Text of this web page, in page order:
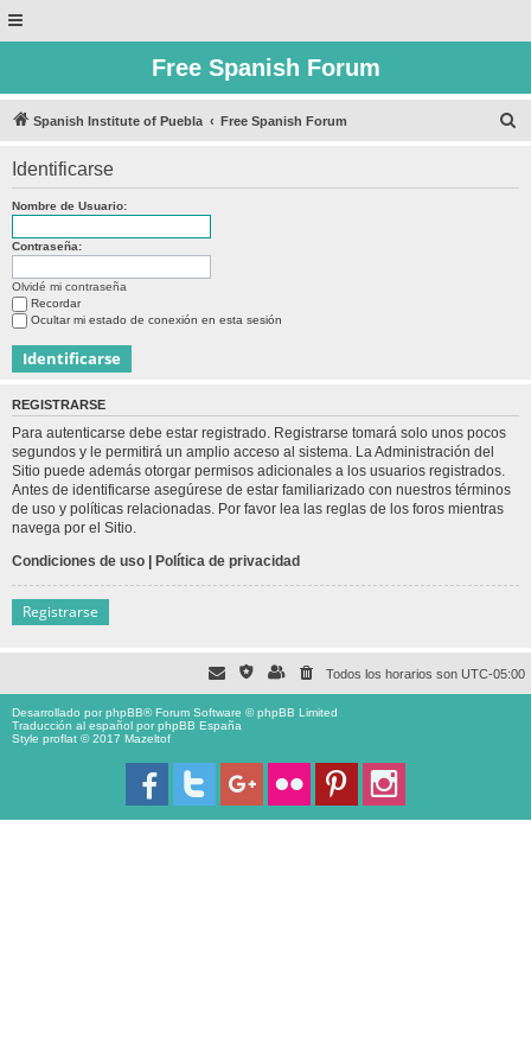
Free Spanish Forum
Spanish Institute of Puebla Free Spanish Forum
Identificarse
Nombre de Usuario:
Contraseña:
Olvidé mi contraseña
Recordar
Ocultar mi estado de conexión en esta sesión
REGISTRARSE
Para autenticarse debe estar registrado. Registrarse tomará solo unos pocos
segundos y le permitirá un amplio acceso al sistema. La Administración del
Sitio puede además otorgar permisos adicionales a los usuarios registrados.
Antes de identificarse asegúrese de estar familiarizado con nuestros términos
de uso y políticas relacionadas. Por favor lea las reglas de los foros mientras
navega por el Sitio.
Condiciones de uso | Política de privacidad
Registrarse
Todos los horarios son UTC-05:00
Desarrollado porphpBB® Forum Software © phpBB Limited
Traducción al español porphpBB España
Style proflat © 2017 Mazeltof